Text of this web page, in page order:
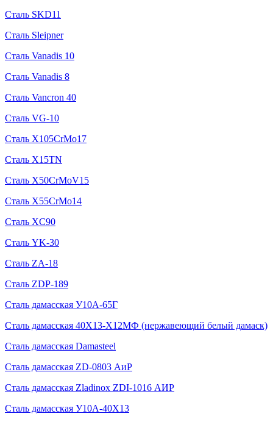
Сталь SKD11
Сталь Sleipner
Сталь Vanadis 10
Сталь Vanadis 8
Сталь Vancron 40
Сталь VG-10
Сталь X105CrMo17
Сталь X15TN
Сталь X50CrMoV15
Сталь X55CrMo14
Сталь XC90
Сталь YK-30
Сталь ZA-18
Сталь ZDP-189
Сталь дамасская У10А-65Г
Сталь дамасская 40Х13-Х12МФ (нержавеющий белый дамаск)
Сталь дамасская Damasteel
Сталь дамасская ZD-0803 АиР
Сталь дамасская Zladinox ZDI-1016 АИР
Сталь дамасская У10А-40Х13